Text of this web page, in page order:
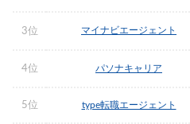
3位 マイナビエージェント
4位 パソナキャリア
5位 type転職エージェント